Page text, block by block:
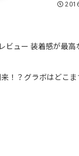
レビュー 装着感が最
！？グラボはどこ